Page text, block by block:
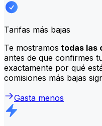
Tarifas más bajas
Te mostramos todas las
antes de que confirmes
exactamente por qué
comisiones más bajas
Gasta menos